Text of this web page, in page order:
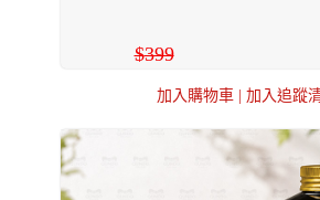
399
加入購物車 | 加入追蹤